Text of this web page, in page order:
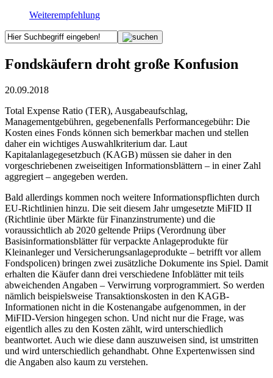
Weiterempfehlung
Fondskäufern droht große Konfusion
20.09.2018
Total Expense Ratio (TER), Ausgabeaufschlag,
Managementgebühren, gegebenenfalls Performancegebühr: Die
Kosten eines Fonds können sich bemerkbar machen und stellen
daher ein wichtiges Auswahlkriterium dar. Laut
Kapitalanlagegesetzbuch (KAGB) müssen sie daher in den
vorgeschriebenen zweiseitigen Informationsblättern – in einer Zahl
aggregiert – angegeben werden.
Bald allerdings kommen noch weitere Informationspflichten durch
EU-Richtlinien hinzu. Die seit diesem Jahr umgesetzte MiFID II
(Richtlinie über Märkte für Finanzinstrumente) und die
voraussichtlich ab 2020 geltende Priips (Verordnung über
Basisinformationsblätter für verpackte Anlageprodukte für
Kleinanleger und Versicherungsanlageprodukte – betrifft vor allem
Fondspolicen) bringen zwei zusätzliche Dokumente ins Spiel. Damit
erhalten die Käufer dann drei verschiedene Infoblätter mit teils
abweichenden Angaben – Verwirrung vorprogrammiert. So werden
nämlich beispielsweise Transaktionskosten in den KAGB-
Informationen nicht in die Kostenangabe aufgenommen, in der
MiFID-Version hingegen schon. Und nicht nur die Frage, was
eigentlich alles zu den Kosten zählt, wird unterschiedlich
beantwortet. Auch wie diese dann auszuweisen sind, ist umstritten
und wird unterschiedlich gehandhabt. Ohne Expertenwissen sind
die Angaben also kaum zu verstehen.